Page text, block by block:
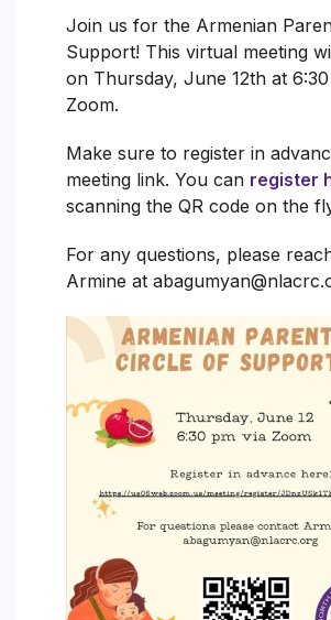
Join us for the Armenian
Support! This virtual meeting
on Thursday, June 12th at
Zoom.
Make sure to register in
meeting link. You can register
scanning the QR code on the
For any questions, please
Armine at